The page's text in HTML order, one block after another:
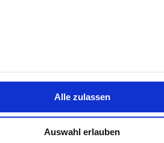
Alle zulassen
Auswahl erlauben